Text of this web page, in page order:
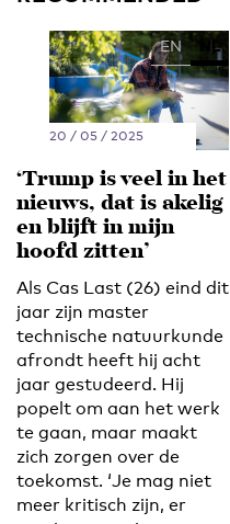
EN NL
20 / 05 / 2025
‘Trump is veel in het
nieuws, dat is akelig
en blijft in mijn
hoofd zitten’
Als Cas Last (26) eind dit
jaar zijn master
technische natuurkunde
afrondt heeft hij acht
jaar gestudeerd. Hij
popelt om aan het werk
te gaan, maar maakt
zich zorgen over de
toekomst. ‘Je mag niet
meer kritisch zijn, er